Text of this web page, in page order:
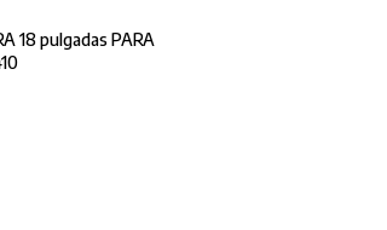
18 pulgadas PARA